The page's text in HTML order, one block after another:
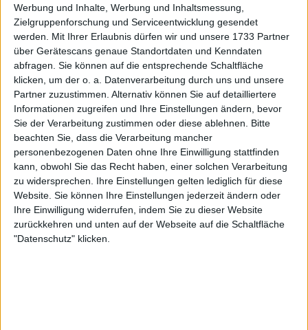
Werbung und Inhalte, Werbung und Inhaltsmessung,
Zielgruppenforschung und Serviceentwicklung gesendet
werden. Mit Ihrer Erlaubnis dürfen wir und unsere 1733 Partner
über Gerätescans genaue Standortdaten und Kenndaten
abfragen. Sie können auf die entsprechende Schaltfläche
klicken, um der o. a. Datenverarbeitung durch uns und unsere
Partner zuzustimmen. Alternativ können Sie auf detailliertere
Informationen zugreifen und Ihre Einstellungen ändern, bevor
Sie der Verarbeitung zustimmen oder diese ablehnen. Bitte
beachten Sie, dass die Verarbeitung mancher
personenbezogenen Daten ohne Ihre Einwilligung stattfinden
kann, obwohl Sie das Recht haben, einer solchen Verarbeitung
zu widersprechen. Ihre Einstellungen gelten lediglich für diese
Website. Sie können Ihre Einstellungen jederzeit ändern oder
Ihre Einwilligung widerrufen, indem Sie zu dieser Website
zurückkehren und unten auf der Webseite auf die Schaltfläche
"Datenschutz" klicken.
Anstatt nervös zu werden, blieb Andreeva geduldig
und vertraute dem Plan ihres Teams, wodurch das
Match klar zu ihren Gunsten kippte. „Ich habe
einfach versucht, im Match zu bleiben, mein Ding zu
machen und am Plan festzuhalten“, sagte sie. „Am
Ende hat es funktioniert.“
Die Russin gab zu, dass sie nicht begeistert war, als
sie Vekics Namen erstmals in der Auslosung sah, im
Bewusstsein von deren Ruf, bei Grand Slams früh